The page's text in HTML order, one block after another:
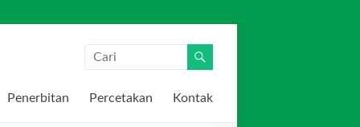
Penerbitan Percetakan Kontak